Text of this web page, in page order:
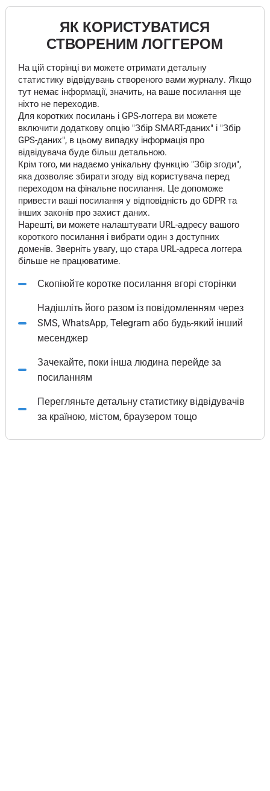
ЯК КОРИСТУВАТИСЯ
СТВОРЕНИМ ЛОГГЕРОМ
На цій сторінці ви можете отримати детальну
статистику відвідувань створеного вами журналу. Якщо
тут немає інформації, значить, на ваше посилання ще
ніхто не переходив.
Для коротких посилань і GPS-логгера ви можете
включити додаткову опцію "Збір SMART-даних" і "Збір
GPS-даних", в цьому випадку інформація про
відвідувача буде більш детальною.
Крім того, ми надаємо унікальну функцію "Збір згоди",
яка дозволяє збирати згоду від користувача перед
переходом на фінальне посилання. Це допоможе
привести ваші посилання у відповідність до GDPR та
інших законів про захист даних.
Нарешті, ви можете налаштувати URL-адресу вашого
короткого посилання і вибрати один з доступних
доменів. Зверніть увагу, що стара URL-адреса логгера
більше не працюватиме.
Скопіюйте коротке посилання вгорі сторінки
Надішліть його разом із повідомленням через
SMS, WhatsApp, Telegram або будь-який інший
месенджер
Зачекайте, поки інша людина перейде за
посиланням
Перегляньте детальну статистику відвідувачів
за країною, містом, браузером тощо